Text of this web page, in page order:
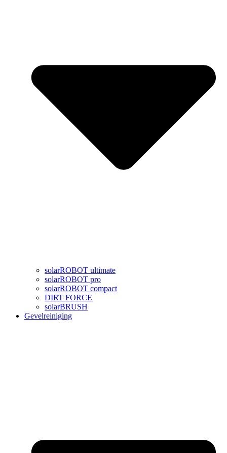
solarROBOT ultimate
solarROBOT pro
solarROBOT compact
DIRT FORCE
solarBRUSH
Gevelreiniging